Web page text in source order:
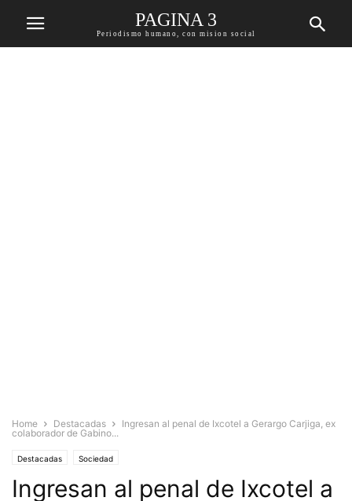
PAGINA 3
Periodismo humano, con mision social
Home Destacadas
Ingresan al penal de Ixcotel a Gerargo Carjiga, ex
colaborador de Gabino...
Destacadas Sociedad
Ingresan al penal de Ixcotel a